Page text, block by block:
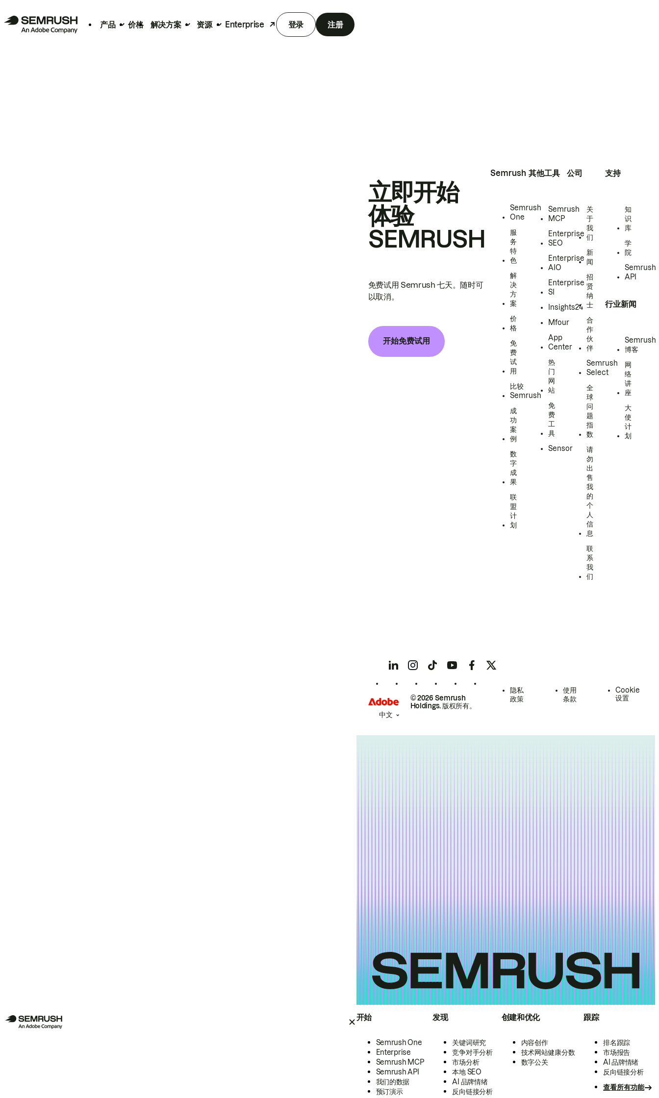
产品 价格 解决方案 资源 Enterprise 登录 注册
开始
Semrush One
Enterprise
Semrush MCP
Semrush API
我们的数据
预订演示
发现
关键词研究
竞争对手分析
市场分析
本地 SEO
AI 品牌情绪
反向链接分析
创建和优化
内容创作
技术网站健康分数
数字公关
跟踪
排名跟踪
市场报告
AI 品牌情绪
反向链接分析
查看所有功能
立即开始
体验
SEMRUSH
免费试用 Semrush 七天。随时可
以取消。
开始免费试用
Semrush
Semrush
One
服
务
特
色
解
决
方
案
价
格
免
费
试
用
比较
Semrush
成
功
案
例
数
字
成
果
联
盟
计
划
其他工具
Semrush
MCP
Enterprise
SEO
Enterprise
AIO
Enterprise
SI
Insights24
Mfour
App
Center
热
门
网
站
免
费
工
具
Sensor
公司
关
于
我
们
新
闻
招
贤
纳
士
合
作
伙
伴
Semrush
Select
全
球
问
题
指
数
请
勿
出
售
我
的
个
人
信
息
联
系
我
们
支持
知
识
库
学
院
Semrush
API
行业新闻
Semrush
博客
网
络
讲
座
大
使
计
划
© 2026 Semrush
Holdings. 版权所有。
隐私
政策
使用
条款
Cookie
设置
中文